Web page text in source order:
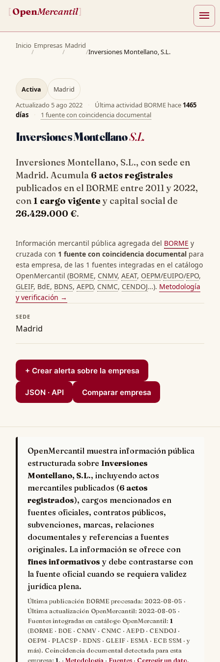
[OpenMercantil] menu
Inicio
/
Empresas
/
Madrid
/Inversiones Montellano, S.L.
Activa Madrid
Actualizado 5 ago 2022 · Última actividad BORME hace 1465
días
· 1 fuente con coincidencia documental
Inversiones MontellanoS.L.
Inversiones Montellano, S.L., con sede en
Madrid. Acumula 6 actos registrales
publicados en el BORME entre 2011 y 2022,
con 1 cargo vigente y capital social de
26.429.000 €.
Información mercantil pública agregada del BORME y
cruzada con 1 fuente con coincidencia documental para
esta empresa, de las 1 fuentes integradas en el catálogo
OpenMercantil (BORME, CNMV, AEAT, OEPM/EUIPO/EPO,
GLEIF, BdE, BDNS, AEPD, CNMC, CENDOJ…). Metodología
y verificación →
SEDE
Madrid
+ Crear alerta sobre la empresa
JSON · API Comparar empresa
OpenMercantil muestra información pública
estructurada sobre Inversiones
Montellano, S.L., incluyendo actos
mercantiles publicados (6 actos
registrados), cargos mencionados en
fuentes oficiales, contratos públicos,
subvenciones, marcas, relaciones
documentales y referencias a fuentes
originales. La información se ofrece con
fines informativos y debe contrastarse con
la fuente oficial cuando se requiera validez
jurídica plena.
Última publicación BORME procesada: 2022-08-05 ·
Última actualización OpenMercantil: 2022-08-05 ·
Fuentes integradas en catálogo OpenMercantil: 1
(BORME · BOE · CNMV · CNMC · AEPD · CENDOJ ·
OEPM · PLACSP · BDNS · GLEIF · ESMA · ECB SSM · y
más). Coincidencia documental detectada para esta
empresa: 1. · Metodología · Fuentes · Corregir un dato.